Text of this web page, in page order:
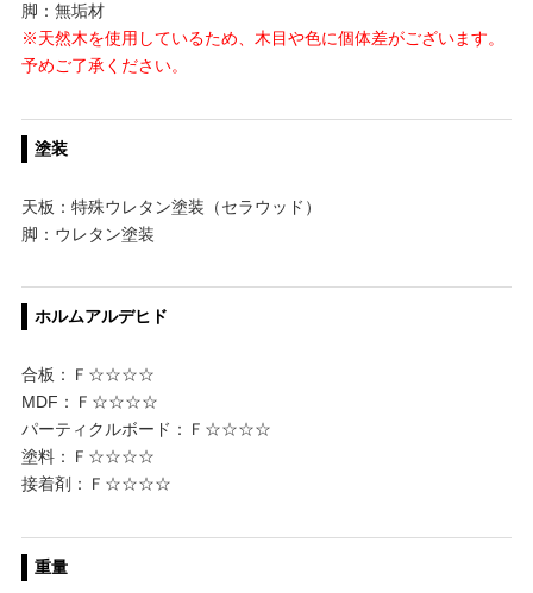
脚：無垢材
※天然木を使用しているため、木目や色に個体差がございます。
予めご了承ください。
塗装
天板：特殊ウレタン塗装（セラウッド）
脚：ウレタン塗装
ホルムアルデヒド
合板：Ｆ☆☆☆☆
MDF：Ｆ☆☆☆☆
パーティクルボード：Ｆ☆☆☆☆
塗料：Ｆ☆☆☆☆
接着剤：Ｆ☆☆☆☆
重量